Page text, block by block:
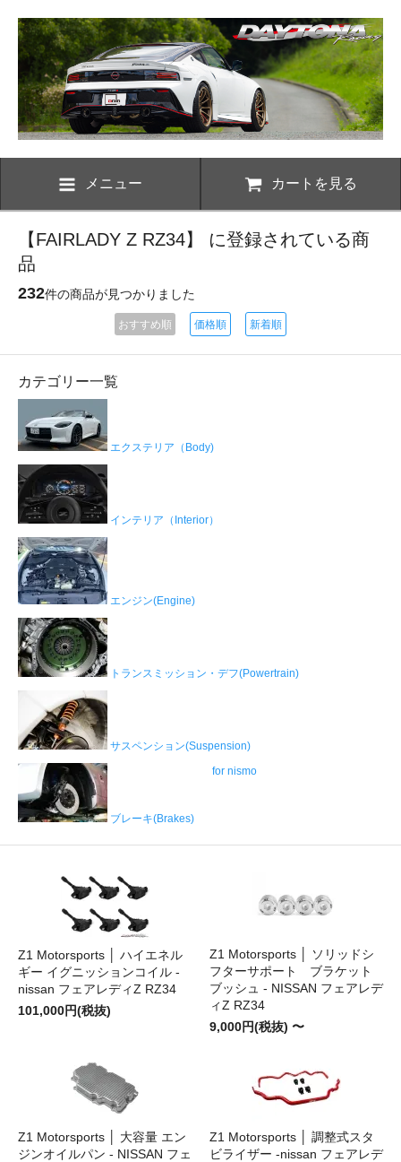
メニュー カートを見る
【FAIRLADY Z RZ34】 に登録されている商
品
232件の商品が見つかりました
おすすめ順 価格順 新着順
カテゴリー一覧
エクステリア（Body)
インテリア（Interior）
エンジン(Engine)
トランスミッション・デフ(Powertrain)
サスペンション(Suspension)
ブレーキ(Brakes)
for nismo
Z1 Motorsports │ ハイエネル
ギー イグニッションコイル -
nissan フェアレディZ RZ34
101,000円(税抜)
Z1 Motorsports │ ソリッドシ
フターサポート ブラケット
ブッシュ - NISSAN フェアレデ
ィZ RZ34
9,000円(税抜) 〜
Z1 Motorsports │ 大容量 エン
ジンオイルパン - NISSAN フェ
Z1 Motorsports │ 調整式スタ
ビライザー -nissan フェアレデ